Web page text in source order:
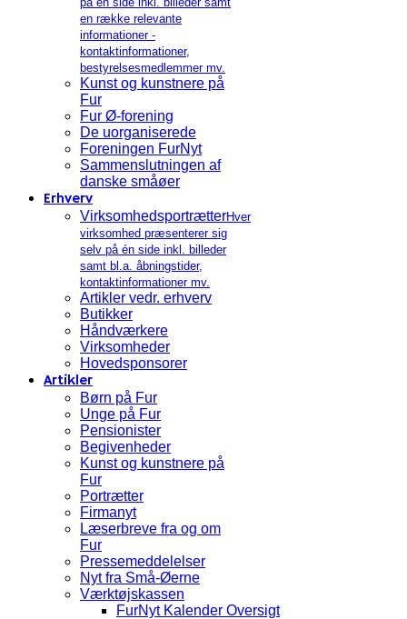
en række relevante
informationer -
kontaktinformationer,
bestyrelsesmedlemmer mv.
Kunst og kunstnere på
Fur
Fur Ø-forening
De uorganiserede
Foreningen FurNyt
Sammenslutningen af
danske småøer
Erhverv
VirksomhedsportrætterHver
virksomhed præsenterer sig
selv på én side inkl. billeder
samt bl.a. åbningstider,
kontaktinformationer mv.
Artikler vedr. erhverv
Butikker
Håndværkere
Virksomheder
Hovedsponsorer
Artikler
Børn på Fur
Unge på Fur
Pensionister
Begivenheder
Kunst og kunstnere på
Fur
Portrætter
Firmanyt
Læserbreve fra og om
Fur
Pressemeddelelser
Nyt fra Små-Øerne
Værktøjskassen
FurNyt Kalender Oversigt